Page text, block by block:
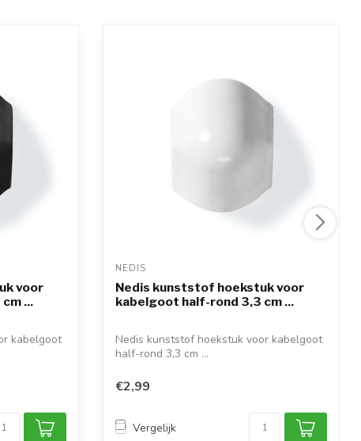
voor
...
kabelgoot
NEDIS
Nedis kunststof hoekstuk voor
kabelgoot half-rond 3,3 cm ...
Nedis kunststof hoekstuk voor kabelgoot
half-rond 3,3 cm ...
€2,99
Vergelijk